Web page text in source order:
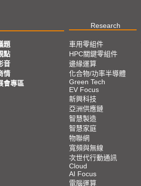
Research
題
點
音
情
會專區
車用零組件
HPC關鍵零組件
邊緣運算
化合物/功率半導體
Green Tech
EV Focus
新興科技
亞洲供應鏈
智慧製造
智慧家庭
物聯網
寬頻與無線
次世代行動通訊
Cloud
AI Focus
電腦運算